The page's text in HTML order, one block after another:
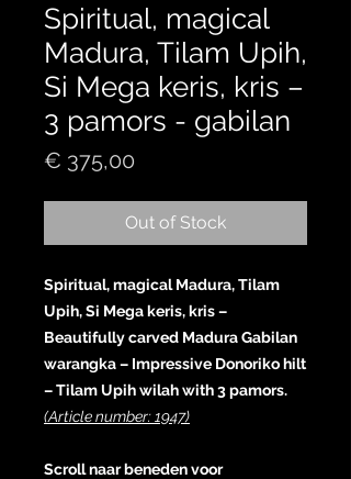
Spiritual, magical
Madura, Tilam Upih,
Si Mega keris, kris –
3 pamors - gabilan
€ 375,00
Out of Stock
Spiritual, magical Madura, Tilam
Upih, Si Mega keris, kris –
Beautifully carved Madura Gabilan
warangka – Impressive Donoriko hilt
– Tilam Upih wilah with 3 pamors.
(Article number: 1947)
Scroll naar beneden voor